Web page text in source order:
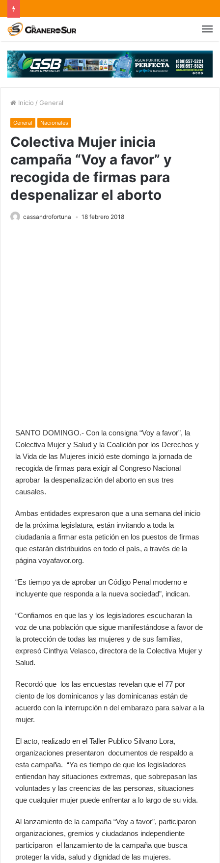
Inicio / General
General Nacionales
Colectiva Mujer inicia
campaña “Voy a favor” y
recogida de firmas para
despenalizar el aborto
cassandrofortuna 18 febrero 2018
SANTO DOMINGO.- Con la consigna “Voy a favor”, la
Colectiva Mujer y Salud y la Coalición por los Derechos y
la Vida de las Mujeres inició este domingo la jornada de
recogida de firmas para exigir al Congreso Nacional
aprobar la despenalización del aborto en sus tres
causales.
Ambas entidades expresaron que a una semana del inicio
de la próxima legislatura, están invitando a toda la
ciudadanía a firmar esta petición en los puestos de firmas
que estarán distribuidos en todo el país, a través de la
página voyafavor.org.
“Es tiempo ya de aprobar un Código Penal moderno e
incluyente que responda a la nueva sociedad”, indican.
“Confiamos en que las y los legisladores escucharan la
voz de una población que sigue manifestándose a favor de
la protección de todas las mujeres y de sus familias,
expresó Cinthya Velasco, directora de la Colectiva Mujer y
Salud.
Recordó que los las encuestas revelan que el 77 por
ciento de los dominicanos y las dominicanas están de
acuerdo con la interrupción n del embarazo para salvar a la
mujer.
El acto, realizado en el Taller Publico Silvano Lora,
organizaciones presentaron documentos de respaldo a
esta campaña. “Ya es tiempo de que los legisladores
entiendan hay situaciones extremas, que sobrepasan las
voluntades y las creencias de las personas, situaciones
que cualquier mujer puede enfrentar a lo largo de su vida.
Al lanzamiento de la campaña “Voy a favor”, participaron
organizaciones, gremios y ciudadanos independiente
participaron el lanzamiento de la campaña que busca
proteger la vida, salud y dignidad de las mujeres.